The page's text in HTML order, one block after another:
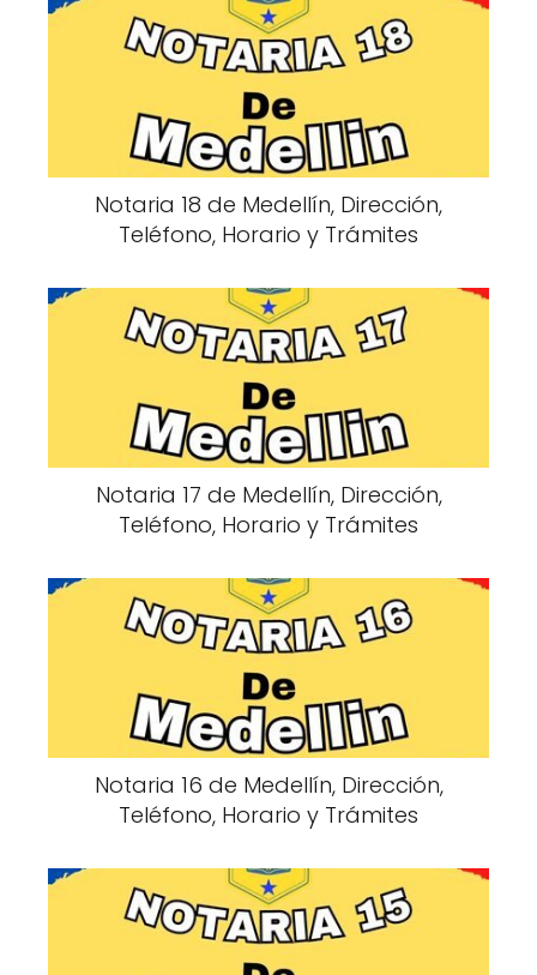
Notaria 18 de Medellín, Dirección,
Teléfono, Horario y Trámites
Notaria 17 de Medellín, Dirección,
Teléfono, Horario y Trámites
Notaria 16 de Medellín, Dirección,
Teléfono, Horario y Trámites